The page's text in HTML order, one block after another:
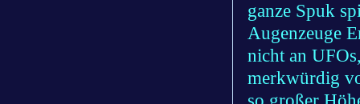
ganze Spuk
Augenzeuge
nicht an
merkwürdig